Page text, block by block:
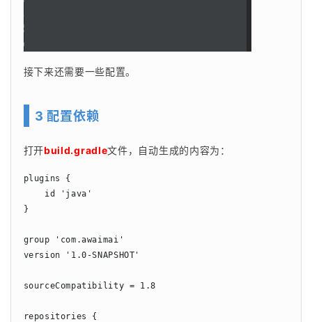
接下来还需要一些配置。
3 配置依赖
打开build.gradle文件，自动生成的内容为：
plugins {
    id 'java'
}
group 'com.awaimai'
version '1.0-SNAPSHOT'
sourceCompatibility = 1.8
repositories {